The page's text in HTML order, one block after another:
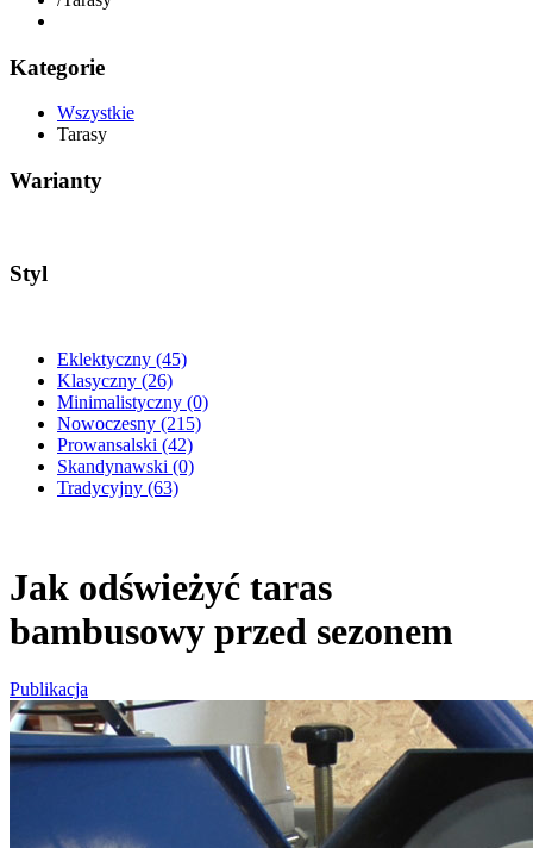
Kategorie
Wszystkie
Tarasy
Warianty
Styl
Eklektyczny (45)
Klasyczny (26)
Minimalistyczny (0)
Nowoczesny (215)
Prowansalski (42)
Skandynawski (0)
Tradycyjny (63)
Jak odświeżyć taras
bambusowy przed sezonem
Publikacja